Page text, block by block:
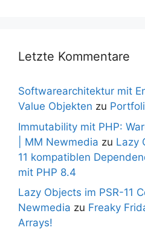
Letzte Kommentare
Softwarearchitektur mit
Value Objekten zu
Immutability mit PHP:
| MM Newmedia zu Lazy
11 kompatiblen
mit PHP 8.4
Lazy Objects im PSR-11
Newmedia zu Freaky
Arrays!